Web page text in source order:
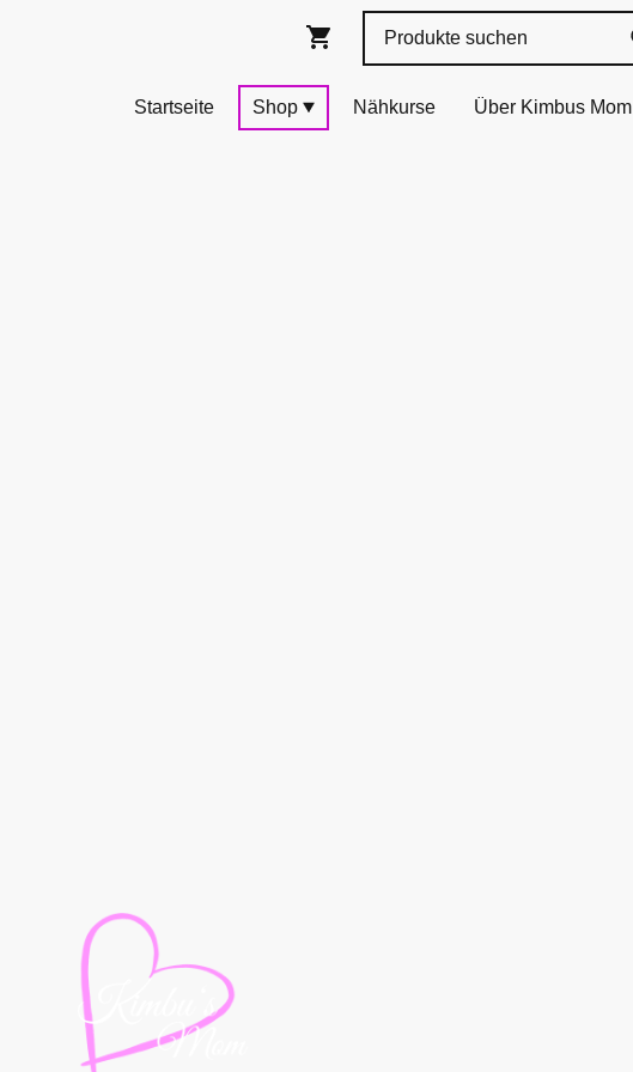
Startseite Shop Nähkurse Über Kimbus Mom